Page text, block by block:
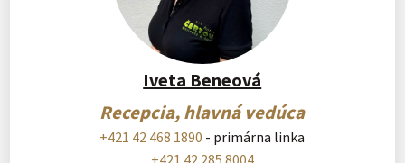
Iveta Beneová
Recepcia, hlavná vedúca
+421 42 468 1890 - primárna linka
+421 42 285 8004